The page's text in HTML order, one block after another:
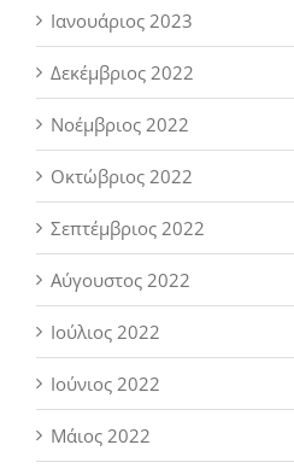
Ιανουάριος 2023
Δεκέμβριος 2022
Νοέμβριος 2022
Οκτώβριος 2022
Σεπτέμβριος 2022
Αύγουστος 2022
Ιούλιος 2022
Ιούνιος 2022
Μάιος 2022